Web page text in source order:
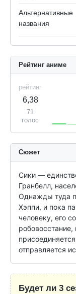
Альтернативные
названия
Рейтинг аниме
рейтинг
6,38
71
голос
Сюжет
Сики —
Гранбелл,
Однажды туда
Хэппи, и пока
человеку, его
робовосстание,
отправляется
Будет ли 3